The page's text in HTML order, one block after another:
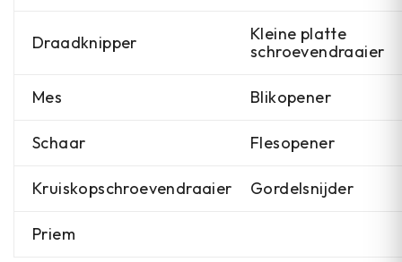
Draadknipper
Kleine platte
schroevendraaier
Mes Blikopener
Schaar Flesopener
Kruiskopschroevendraaier Gordelsnijder
Priem